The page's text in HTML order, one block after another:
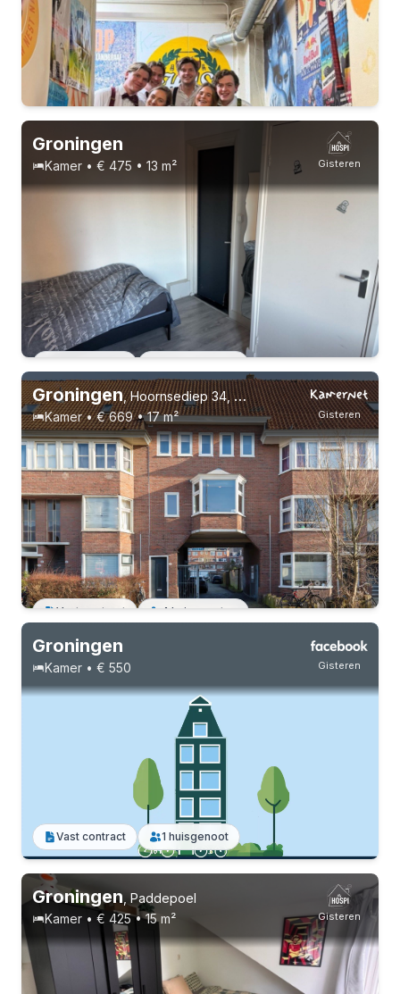
Vast contract 3 huisgenoten
Vast contract 9 huisgenoten
Gisteren
Groningen
Kamer • € 475 • 13 m²
Gisteren
Groningen,Hoornsediep 34, Rivierenbuurt
Kamer • € 669 • 17 m²
Vast contract 4 huisgenoten
Gisteren
Groningen
Kamer • € 550
Vast contract 1 huisgenoot
Gisteren
Groningen Paddepoel
Kamer • € 425 • 15 m²